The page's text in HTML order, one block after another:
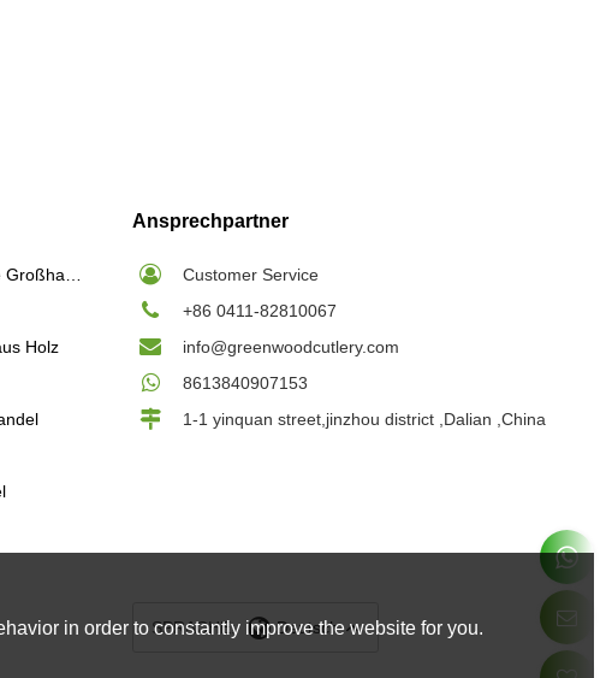
Holz
Ansprechpartner
Customer Service
+86 0411-82810067
info@greenwoodcutlery.com
8613840907153
1-1 yinquan street,jinzhou district ,Dalian ,China
SPRACHE: Deutsch
in order to constantly improve the website for you.